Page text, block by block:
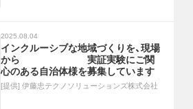
2025.08.04
インクルーシブな地域づくりを、現場
から 実証実験にご関
心のある自治体様を募集しています
[提供] 伊藤忠テクノソリューションズ株式会社